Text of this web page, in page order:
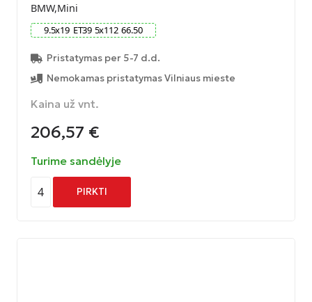
BMW,Mini
9.5x19 ET39 5x112 66.50
Pristatymas per 5-7 d.d.
Nemokamas pristatymas Vilniaus mieste
Kaina už vnt.
206,57 €
Turime sandėlyje
4 PIRKTI